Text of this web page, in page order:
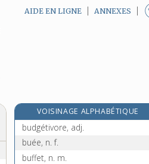
AIDE EN LIGNE ANNEXES
VOISINAGE ALPHABÉTIQUE
budgétiser, v. tr.
budgétivore, adj.
buée, n. f.
buffet, n. m.